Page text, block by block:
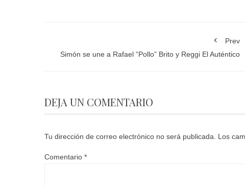
Prev
Simón se une a Rafael “Pollo” Brito y Reggi El Auténtico
DEJA UN COMENTARIO
Tu dirección de correo electrónico no será publicada. Los
Comentario *